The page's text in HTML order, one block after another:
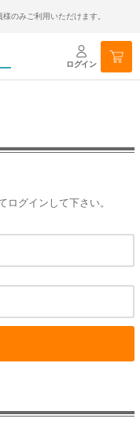
のみご利用いただけます。
ログイン
グインして下さい。